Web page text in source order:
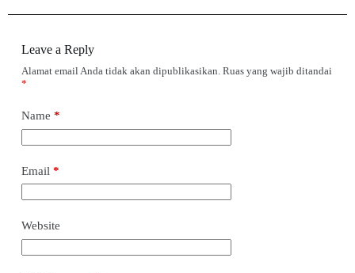
Leave a Reply
Alamat email Anda tidak akan dipublikasikan. Ruas yang wajib ditandai
*
Name *
Email *
Website